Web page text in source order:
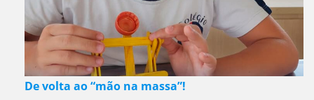
De volta ao “mão na massa”!